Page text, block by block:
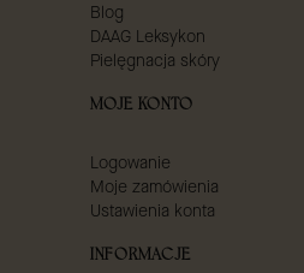
Blog
DAAG Leksykon
Pielęgnacja skóry
MOJE KONTO
Logowanie
Moje zamówienia
Ustawienia konta
INFORMACJE